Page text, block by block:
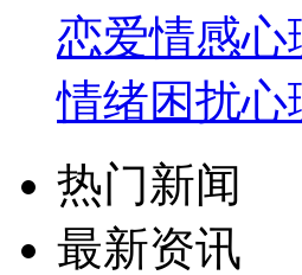
恋爱情感心
情绪困扰心
热门新闻
最新资讯